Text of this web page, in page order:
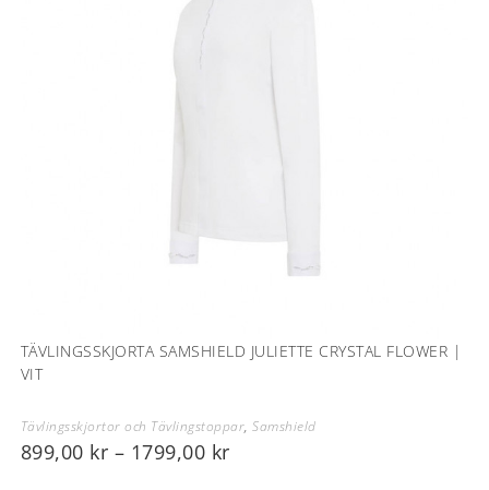
TÄVLINGSSKJORTA SAMSHIELD JULIETTE CRYSTAL FLOWER |
VIT
Tävlingsskjortor och Tävlingstoppar,Samshield
899,00 kr – 1799,00 kr